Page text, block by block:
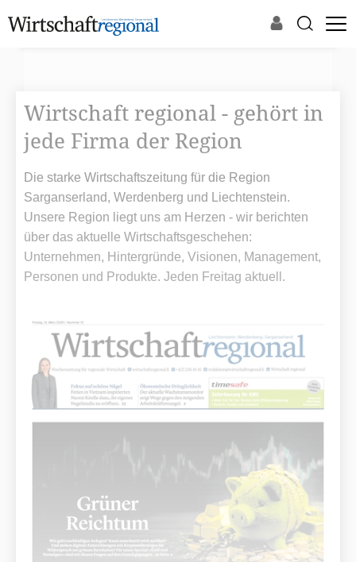
Wirtschaft regional - gehört in
jede Firma der Region
Die starke Wirtschaftszeitung für die Region
Sarganserland, Werdenberg und Liechtenstein.
Unsere Region liegt uns am Herzen - wir berichten
über das aktuelle Wirtschaftsgeschehen:
Unternehmen, Hintergründe, Visionen, Management,
Personen und Produkte. Jeden Freitag aktuell.